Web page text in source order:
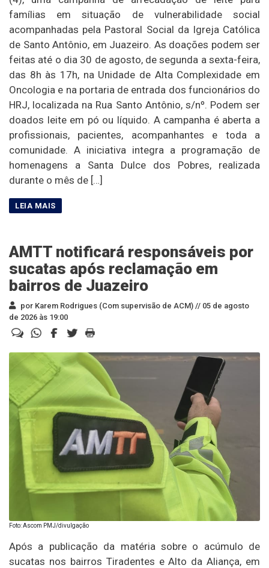
famílias em situação de vulnerabilidade social
acompanhadas pela Pastoral Social da Igreja Católica
de Santo Antônio, em Juazeiro. As doações podem ser
feitas até o dia 30 de agosto, de segunda a sexta-feira,
das 8h às 17h, na Unidade de Alta Complexidade em
Oncologia e na portaria de entrada dos funcionários do
HRJ, localizada na Rua Santo Antônio, s/nº. Podem ser
doados leite em pó ou líquido. A campanha é aberta a
profissionais, pacientes, acompanhantes e toda a
comunidade. A iniciativa integra a programação de
homenagens a Santa Dulce dos Pobres, realizada
durante o mês de […]
AMTT notificará responsáveis por
sucatas após reclamação em
bairros de Juazeiro
por Karem Rodrigues (Com supervisão de ACM) // 05 de agosto
de 2026 às 19:00
Foto: Ascom PMJ/divulgação
Após a publicação da matéria sobre o acúmulo de
sucatas nos bairros Tiradentes e Alto da Aliança, em